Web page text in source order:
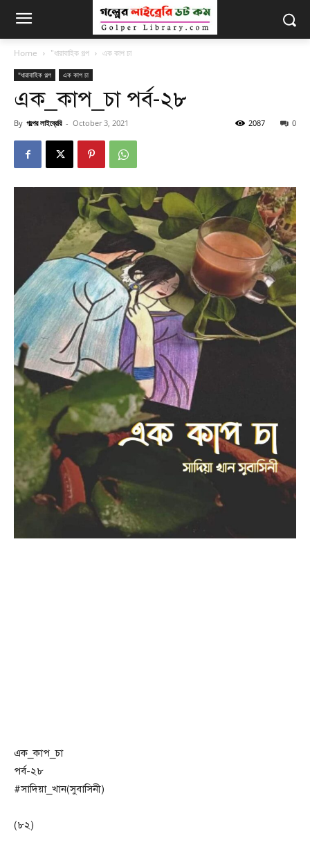
Home "ধারাবাহিক গল্প এক কাপ চা
"ধারাবাহিক গল্প এক কাপ চা
এক_কাপ_চা পর্ব-২৮
By গল্পের লাইব্রেরি - October 3, 2021 0
2087
এক_কাপ_চা
পর্ব-২৮
#সাদিয়া_খান(সুবাসিনী)
(৮২)